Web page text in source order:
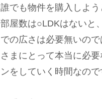
誰でも物件を購入しよ
部屋数は○LDKはないと
での広さは必要無いの
さまにとって本当に必
ンをしていく時間なので